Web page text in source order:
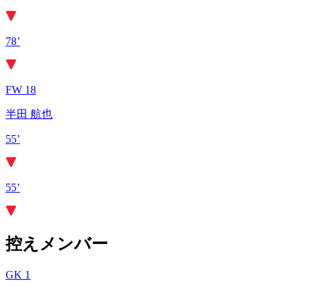
78’
FW 18
半田 航也
55’
55’
控えメンバー
GK 1